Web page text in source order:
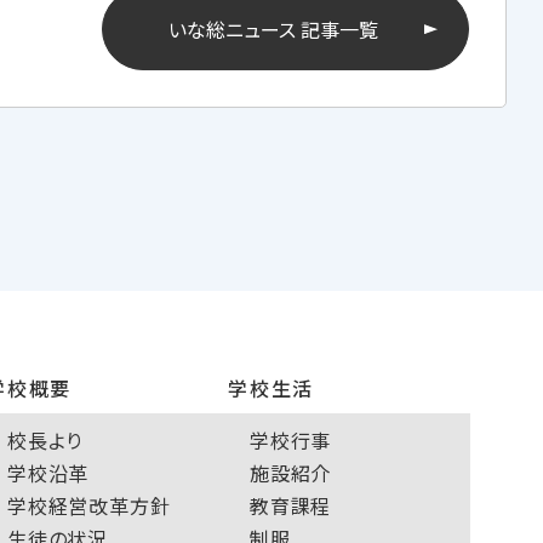
いな総ニュース 記事一覧
校概要
校長より
学校沿革
学校経営改革方針
学校生活
学校行事
施設紹介
教育課程